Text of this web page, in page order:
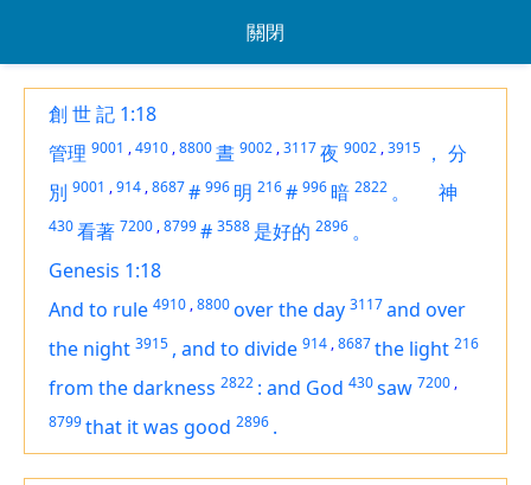
關閉
創 世 記 1:18
管理 9001 ,4910 ,8800晝 9002 ,3117夜 9002 ,3915 ， 分
別 9001 ,914 ,8687# 996 明 216# 996暗 2822 。 神
430看著 7200 ,8799# 3588 是好的 2896 。
Genesis 1:18
And to rule 4910 ,8800over the day 3117and over
the night 3915 , and to divide 914 ,8687the light 216
from the darkness 2822 : and God 430saw 7200 ,
8799that it was good 2896 .